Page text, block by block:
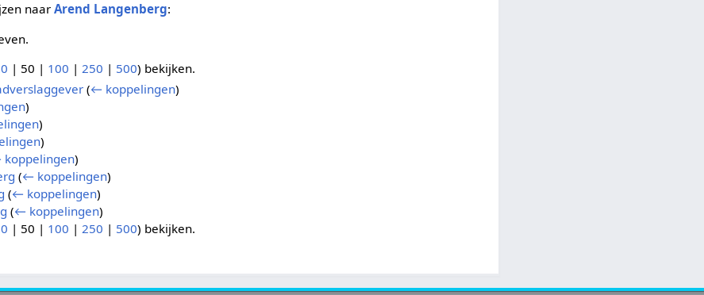
naarArend Langenberg:
| 50 | 100 | 250 | 500) bekijken.
(← koppelingen)
)
)
)
)
(← koppelingen)
(← koppelingen)
(← koppelingen)
| 50 | 100 |250 | 500) bekijken.